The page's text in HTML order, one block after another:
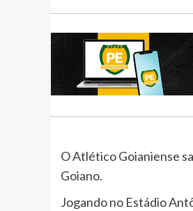
O Atlético Goianiense
Goiano.
Jogando no Estádio